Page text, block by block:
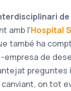
amb l'Hospital
també ha
-empresa de
canviant, on tot